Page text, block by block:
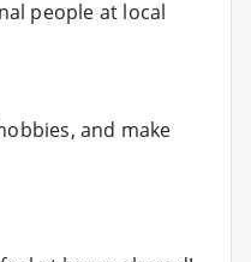
people at local
and make